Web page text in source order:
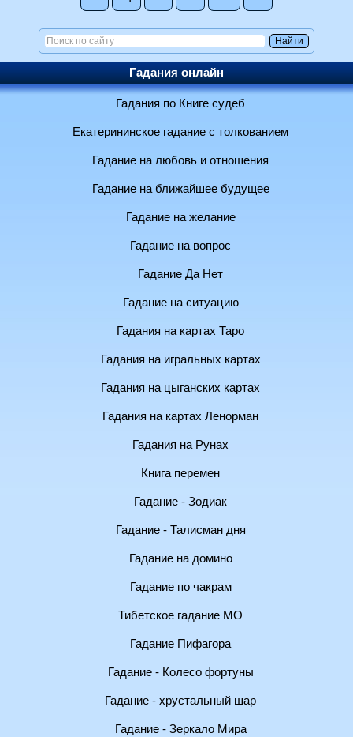
Гадания онлайн
Гадания по Книге судеб
Екатерининское гадание с толкованием
Гадание на любовь и отношения
Гадание на ближайшее будущее
Гадание на желание
Гадание на вопрос
Гадание Да Нет
Гадание на ситуацию
Гадания на картах Таро
Гадания на игральных картах
Гадания на цыганских картах
Гадания на картах Ленорман
Гадания на Рунах
Книга перемен
Гадание - Зодиак
Гадание - Талисман дня
Гадание на домино
Гадание по чакрам
Тибетское гадание МО
Гадание Пифагора
Гадание - Колесо фортуны
Гадание - хрустальный шар
Гадание - Зеркало Мира